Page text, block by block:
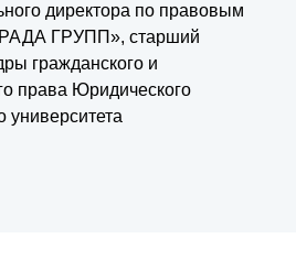
директора по правовым
ГРУПП», старший
гражданского и
права Юридического
университета